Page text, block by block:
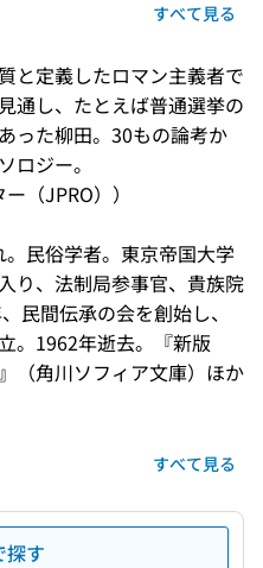
すべて見る
と定義したロマン主義者で
通し、たとえば普通選挙の
った柳田。30もの論考か
ロジー。
（JPRO））
民俗学者。東京帝国大学
り、法制局参事官、貴族院
民間伝承の会を創始し、
。1962年逝去。『新版
（角川ソフィア文庫）ほか
すべて見る
探す